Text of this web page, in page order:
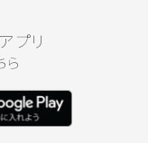
プリ
ら